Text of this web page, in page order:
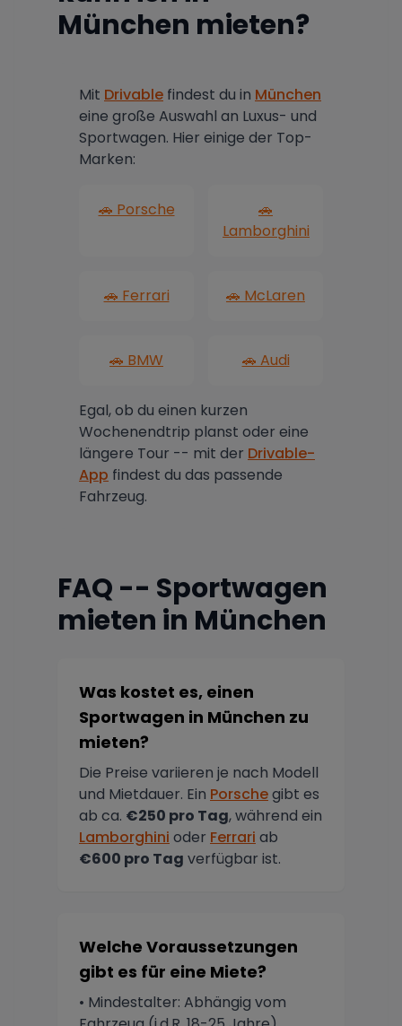
München mieten?
Mit Drivable findest du in München
eine große Auswahl an Luxus- und
Sportwagen. Hier einige der Top-
Marken:
🚗 Porsche
🚗
Lamborghini
🚗 Ferrari 🚗 McLaren
🚗 BMW 🚗 Audi
Egal, ob du einen kurzen
Wochenendtrip planst oder eine
längere Tour -- mit der Drivable-
App findest du das passende
Fahrzeug.
FAQ -- Sportwagen
mieten in München
Was kostet es, einen
Sportwagen in München zu
mieten?
Die Preise variieren je nach Modell
und Mietdauer. Ein Porschegibt es
ab ca. €250 pro Tag, während ein
Lamborghini oder Ferrari ab
€600 pro Tag verfügbar ist.
Welche Voraussetzungen
gibt es für eine Miete?
• Mindestalter: Abhängig vom